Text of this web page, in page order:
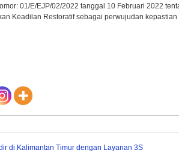
01/E/EJP/02/2022 tanggal 10 Februari 2022
Keadilan Restoratif sebagai perwujudan kepastian
di Kalimantan Timur dengan Layanan 3S